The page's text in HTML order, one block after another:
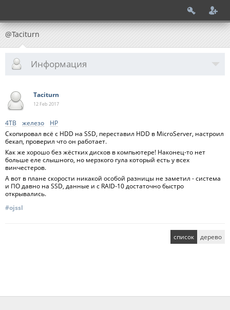
@Taciturn
Информация
Taciturn
12 Feb 2017
4TB железо
HP
Скопировал всё с HDD на SSD, переставил HDD в MicroServer, настроил
бекап, проверил что он работает.
Как же хорошо без жёстких дисков в компьютере! Наконец-то нет
больше еле слышного, но мерзкого гула который есть у всех
винчестеров.
А вот в плане скорости никакой особой разницы не заметил - система
и ПО давно на SSD, данные и с RAID-10 достаточно быстро
открывались.
#ojssl
список дерево